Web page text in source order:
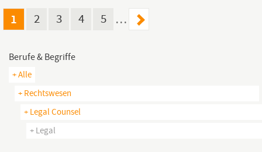
mittleren Rheintal und in Wien,...
1 2 3 4 5 …
Berufe & Begriffe
+ Alle
+ Rechtswesen
+ Legal Counsel
+ Legal